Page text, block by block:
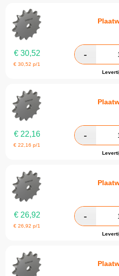
€30,52
€30,52 p/1
€22,16
€22,16 p/1
€26,92
€26,92 p/1